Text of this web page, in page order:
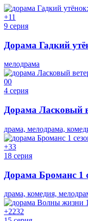
+11
9 серия
Дорама Гадкий
мелодрама
00
4 серия
Дорама Ласковый
драма, мелодрама,
+33
18 серия
Дорама Броманс 1
драма, комедия,
+2232